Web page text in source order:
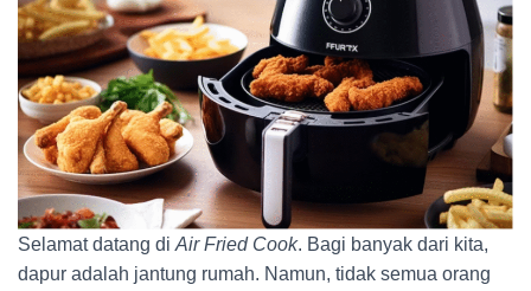
Selamat datang di Air Fried Cook. Bagi banyak dari kita,
dapur adalah jantung rumah. Namun, tidak semua orang